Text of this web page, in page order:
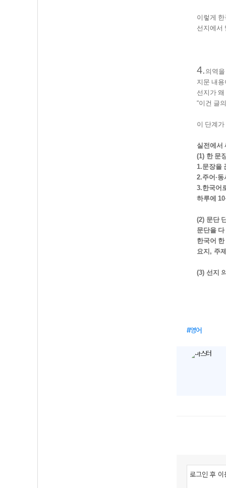
이렇게
선지에서
4. 의역
지문 내
선지가
“이건 글
이 단계
실전에서
(1) 한 문
1.문장을
2.주어 ·동
3.한국어
하루에 10
(2) 문단
문단을
한국어
요지 , 주
(3) 선지
이렇게
영어